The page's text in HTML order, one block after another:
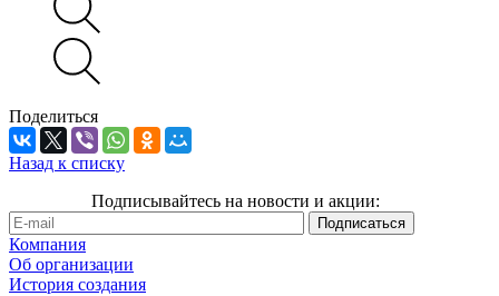
Поделиться
Назад к списку
Подписывайтесь на новости и акции:
Компания
Об организации
История создания